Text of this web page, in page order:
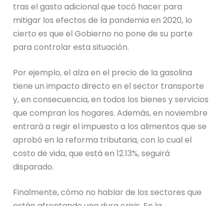
tras el gasto adicional que tocó hacer para
mitigar los efectos de la pandemia en 2020, lo
cierto es que el Gobierno no pone de su parte
para controlar esta situación.
Por ejemplo, el alza en el precio de la gasolina
tiene un impacto directo en el sector transporte
y, en consecuencia, en todos los bienes y servicios
que compran los hogares. Además, en noviembre
entrará a regir el impuesto a los alimentos que se
aprobó en la reforma tributaria, con lo cual el
costo de vida, que está en 12.13%, seguirá
disparado.
Finalmente, cómo no hablar de los sectores que